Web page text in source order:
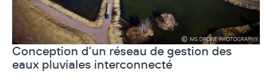
Conception d’un réseau de gestion des
eaux pluviales interconnecté